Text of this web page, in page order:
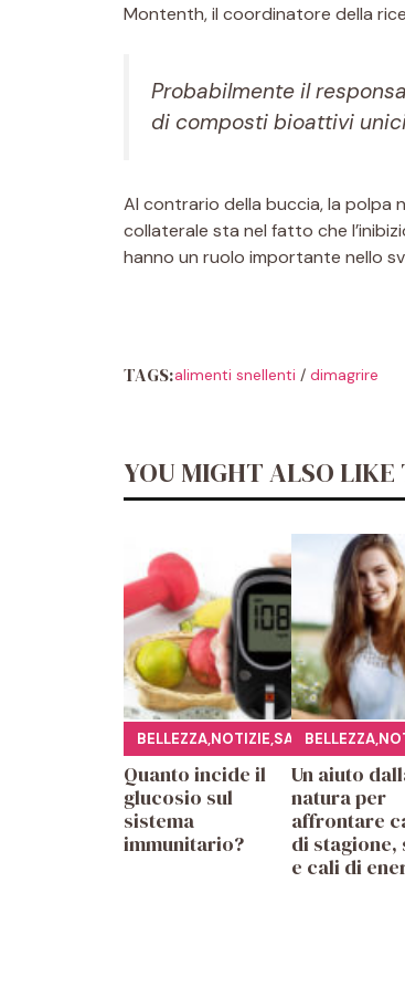
Montenth, il coordinatore della
Probabilmente il
di composti bioattivi
Al contrario della buccia, la polpa
collaterale sta nel fatto che
hanno un ruolo importante nello
TAGS:alimenti snellenti / dimagrire
YOU MIGHT ALSO LIKE
BELLEZZA,NOTIZIE,SALUTE
Quanto incide il
glucosio sul
sistema
immunitario?
BELLEZZA,
Un aiuto
natura per
affrontare
di stagione,
e cali di